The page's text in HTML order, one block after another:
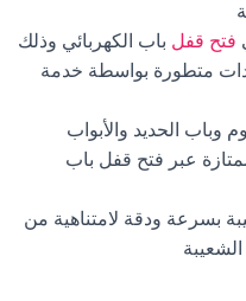
فتح قفل باب الكهربائي وذلك
متطورة بواسطة خدمة
وباب الحديد والأبواب
عبر فتح قفل باب
بسرعة ودقة لامتناهية من